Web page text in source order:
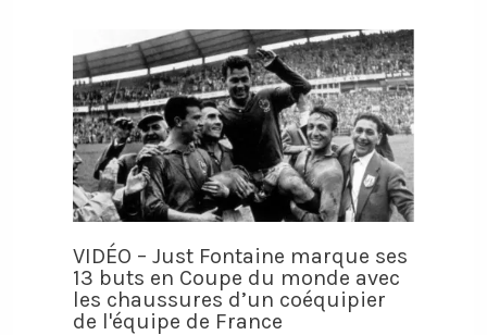
VIDÉO – Just Fontaine marque ses
13 buts en Coupe du monde avec
les chaussures d’un coéquipier
de l'équipe de France